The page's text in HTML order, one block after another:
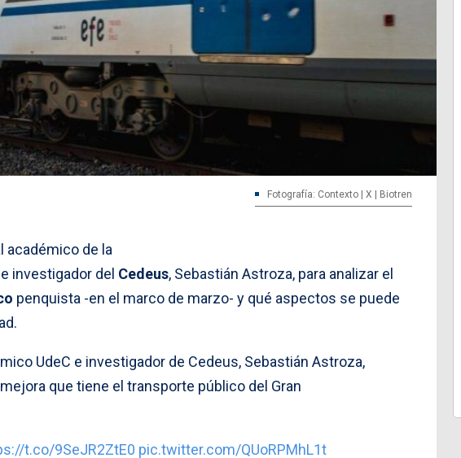
Fotografía: Contexto | X | Biotren
académico de la
e investigador del Cedeus, Sebastián Astroza, para analizar el
penquista -en el marco de marzo- y qué aspectos se puede
UdeC e investigador de Cedeus, Sebastián Astroza,
que tiene el transporte público del Gran
t.co/9SeJR2ZtE0 pic.twitter.com/QUoRPMhL1t